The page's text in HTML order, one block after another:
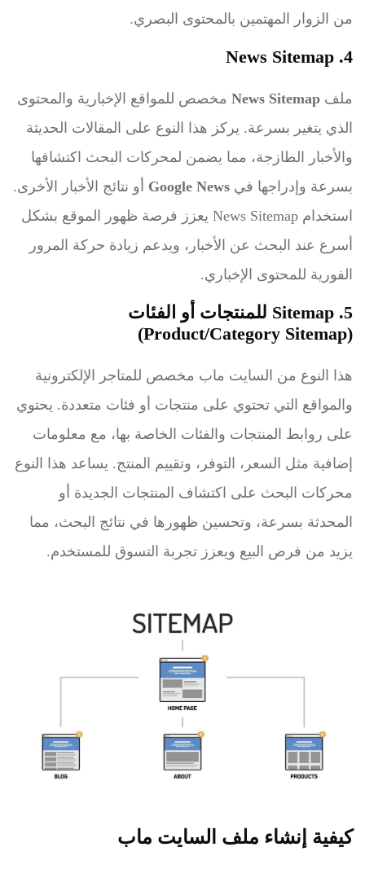
من الزوار المهتمين بالمحتوى البصري.
4. News Sitemap
ملف News Sitemap مخصص للمواقع الإخبارية والمحتوى
الذي يتغير بسرعة. يركز هذا النوع على المقالات الحديثة
والأخبار الطازجة، مما يضمن لمحركات البحث اكتشافها
بسرعة وإدراجها في Google News أو نتائج الأخبار الأخرى.
استخدام News Sitemap يعزز فرصة ظهور الموقع بشكل
أسرع عند البحث عن الأخبار، ويدعم زيادة حركة المرور
الفورية للمحتوى الإخباري.
5. Sitemap للمنتجات أو الفئات
(Product/Category Sitemap)
هذا النوع من السايت ماب مخصص للمتاجر الإلكترونية
والمواقع التي تحتوي على منتجات أو فئات متعددة. يحتوي
على روابط المنتجات والفئات الخاصة بها، مع معلومات
إضافية مثل السعر، التوفر، وتقييم المنتج. يساعد هذا النوع
محركات البحث على اكتشاف المنتجات الجديدة أو
المحدثة بسرعة، وتحسين ظهورها في نتائج البحث، مما
يزيد من فرص البيع ويعزز تجربة التسوق للمستخدم.
كيفية إنشاء ملف السايت ماب